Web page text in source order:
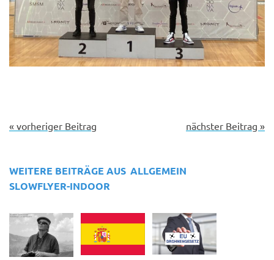
« vorheriger Beitrag nächster Beitrag »
WEITERE BEITRÄGE AUS ALLGEMEIN
SLOWFLYER-INDOOR